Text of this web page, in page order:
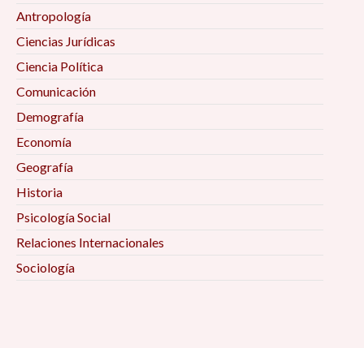
Antropología
Ciencias Jurídicas
Ciencia Política
Comunicación
Demografía
Economía
Geografía
Historia
Psicología Social
Relaciones Internacionales
Sociología